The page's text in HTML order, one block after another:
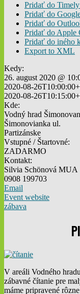
Pridať do
Pridať do
Pridať do
Pridať do Apple
Pridať do iného
Export to XML
Kedy:
26. august 2020 @
2020-08-
2020-08-
Kde:
Vodný hrad
Šimonovianka ul.
Partizánske
Vstupné / Štartovné:
ZADARMO
Kontakt:
Silvia Schönová MUA
0908 199703
Email
Event website
zábava
V areáli Vodného
zábavné čítanie pre
máme pripravené